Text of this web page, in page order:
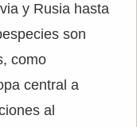
y Rusia hasta
son
como
central a
al